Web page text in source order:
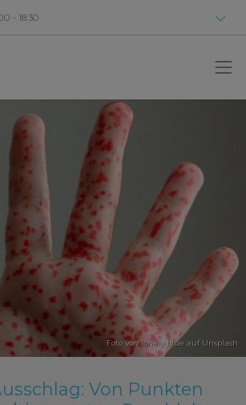
- 18:30
Foto vonlonely blue auf Unsplash
Von Punkten